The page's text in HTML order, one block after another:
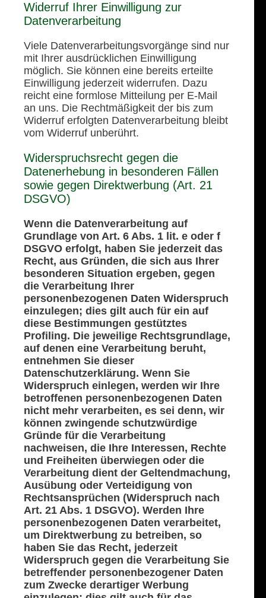
Widerruf Ihrer Einwilligung zur
Datenverarbeitung
Viele Datenverarbeitungsvorgänge sind nur
mit Ihrer ausdrücklichen Einwilligung
möglich. Sie können eine bereits erteilte
Einwilligung jederzeit widerrufen. Dazu
reicht eine formlose Mitteilung per E-Mail
an uns. Die Rechtmäßigkeit der bis zum
Widerruf erfolgten Datenverarbeitung bleibt
vom Widerruf unberührt.
Widerspruchsrecht gegen die
Datenerhebung in besonderen Fällen
sowie gegen Direktwerbung (Art. 21
DSGVO)
Wenn die Datenverarbeitung auf
Grundlage von Art. 6 Abs. 1 lit. e oder f
DSGVO erfolgt, haben Sie jederzeit das
Recht, aus Gründen, die sich aus Ihrer
besonderen Situation ergeben, gegen
die Verarbeitung Ihrer
personenbezogenen Daten Widerspruch
einzulegen; dies gilt auch für ein auf
diese Bestimmungen gestütztes
Profiling. Die jeweilige Rechtsgrundlage,
auf denen eine Verarbeitung beruht,
entnehmen Sie dieser
Datenschutzerklärung. Wenn Sie
Widerspruch einlegen, werden wir Ihre
betroffenen personenbezogenen Daten
nicht mehr verarbeiten, es sei denn, wir
können zwingende schutzwürdige
Gründe für die Verarbeitung
nachweisen, die Ihre Interessen, Rechte
und Freiheiten überwiegen oder die
Verarbeitung dient der Geltendmachung,
Ausübung oder Verteidigung von
Rechtsansprüchen (Widerspruch nach
Art. 21 Abs. 1 DSGVO). Werden Ihre
personenbezogenen Daten verarbeitet,
um Direktwerbung zu betreiben, so
haben Sie das Recht, jederzeit
Widerspruch gegen die Verarbeitung Sie
betreffender personenbezogener Daten
zum Zwecke derartiger Werbung